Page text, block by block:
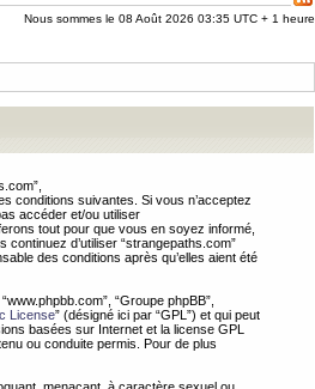
Nous sommes le 08 Août 2026 03:35 UTC + 1 heure
conditions suivantes. Si vous n’acceptez
accéder et/ou utiliser
tout pour que vous en soyez informé,
d’utiliser “strangepaths.com”
des conditions après qu’elles aient été
“Groupe phpBB”,
License” (désigné ici par “GPL”) et qui peut
basées sur Internet et la license GPL
ou conduite permis. Pour de plus